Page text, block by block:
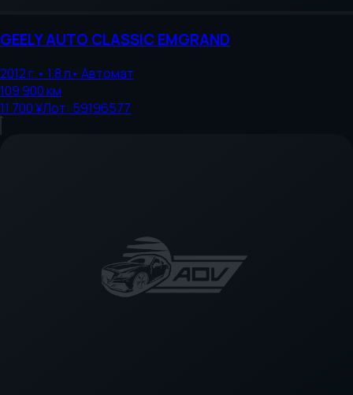
GEELY AUTO CLASSIC EMGRAND
2012г.• 1.8л• Автомат
109 900км
11 700 ¥Лот: 59196577